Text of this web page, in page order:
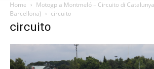
Home
Motogp a Montmeló – Circuito di
Barcellona)
circuito
circuito